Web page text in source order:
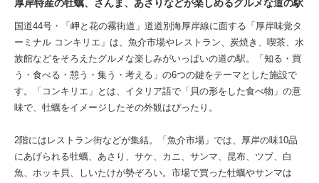
厚岸特産の牡蠣、さんま、あさりなどが楽しめるグルメな道の駅
国道44号・「岬と花の霧街道」道道別海厚岸線に面する「厚岸味覚タ
ーミナル コンキリエ」は、魚介市場やレストラン、炭焼き、喫茶、水
族館などをそろえたグルメな楽しみがいっぱいの道の駅。「知る・買
う・食べる・憩う・集う・考える」の6つの鍵をテーマとした施設で
す。「コンキリエ」とは、イタリア語で「貝の形をした食べ物」の意
味で、牡蠣をイメージしたその外観はぴったり。
2階にはレストラン街などが集結。「魚介市場」では、厚岸の味10品
にあげられる牡蠣、あさり、サケ、カニ、サンマ、昆布、ツブ、白
魚、ホッキ貝、しいたけが勢ぞろい。市場で買った牡蠣やサンマは